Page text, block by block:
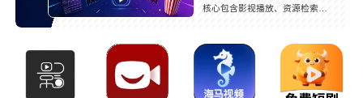
核心包含影视播放、资源检索、
合类平台内容覆盖面广，满足大
众观影需求；垂直类专注动漫、
纪录片、短剧等细分领域。资源
更新及时，播放稳定流畅，适配